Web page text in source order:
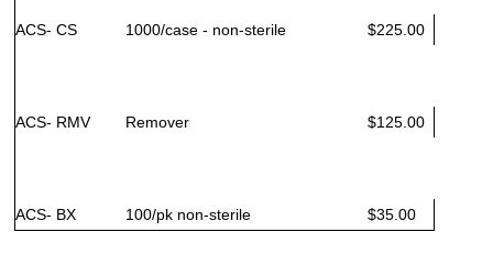
ACS- CS 1000/case - non-sterile $225.00
ACS- RMV Remover $125.00
ACS- BX 100/pk non-sterile $35.00